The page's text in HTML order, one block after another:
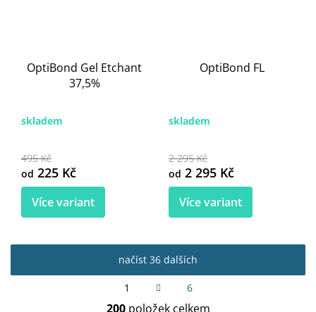
OptiBond Gel Etchant
37,5%
skladem
495 Kč
od 225 Kč
Více variant
OptiBond FL
skladem
2 295 Kč
od 2 295 Kč
Více variant
O
načíst 36 dalších
S
t
r
1 6
200položek celkem